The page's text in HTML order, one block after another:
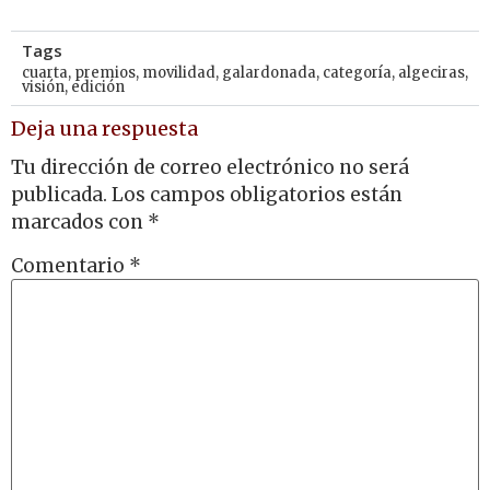
Tags
cuarta, premios, movilidad, galardonada, categoría, algeciras,
visión,edición
Deja una respuesta
Tu dirección de correo electrónico no será
publicada. Los campos obligatorios están
marcados con *
Comentario *